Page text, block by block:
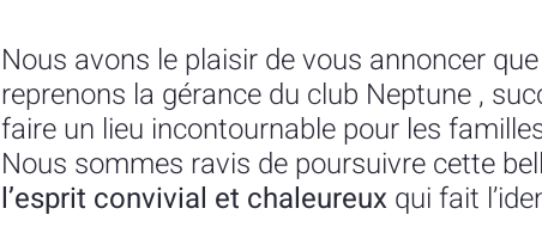
Nous avons le plaisir de vous annoncer
reprenons la gérance du club Neptune ,
faire un lieu incontournable pour les
Nous sommes ravis de poursuivre cette
l’esprit convivial et chaleureux qui fait